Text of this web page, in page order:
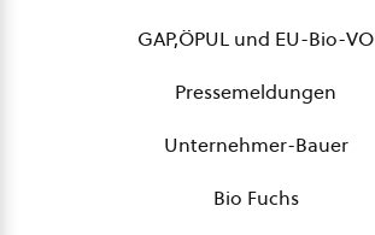
GAP,ÖPUL und EU-Bio-VO
Pressemeldungen
Unternehmer-Bauer
Bio Fuchs